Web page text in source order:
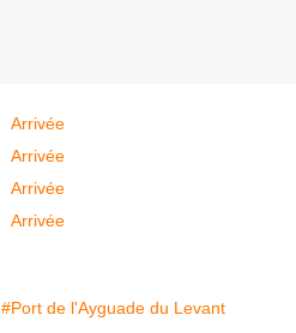
#Port de l'Ayguade du Levant